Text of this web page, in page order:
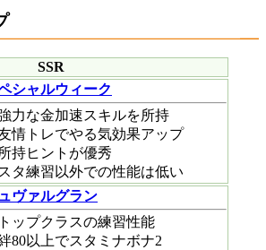
SSR
シャルウィーク
強力な金加速スキルを所持
友情トレでやる気効果アップ
所持ヒントが優秀
スタ練習以外での性能は低い
ヴァルグラン
トップクラスの練習性能
絆80以上でスタミナボナ2